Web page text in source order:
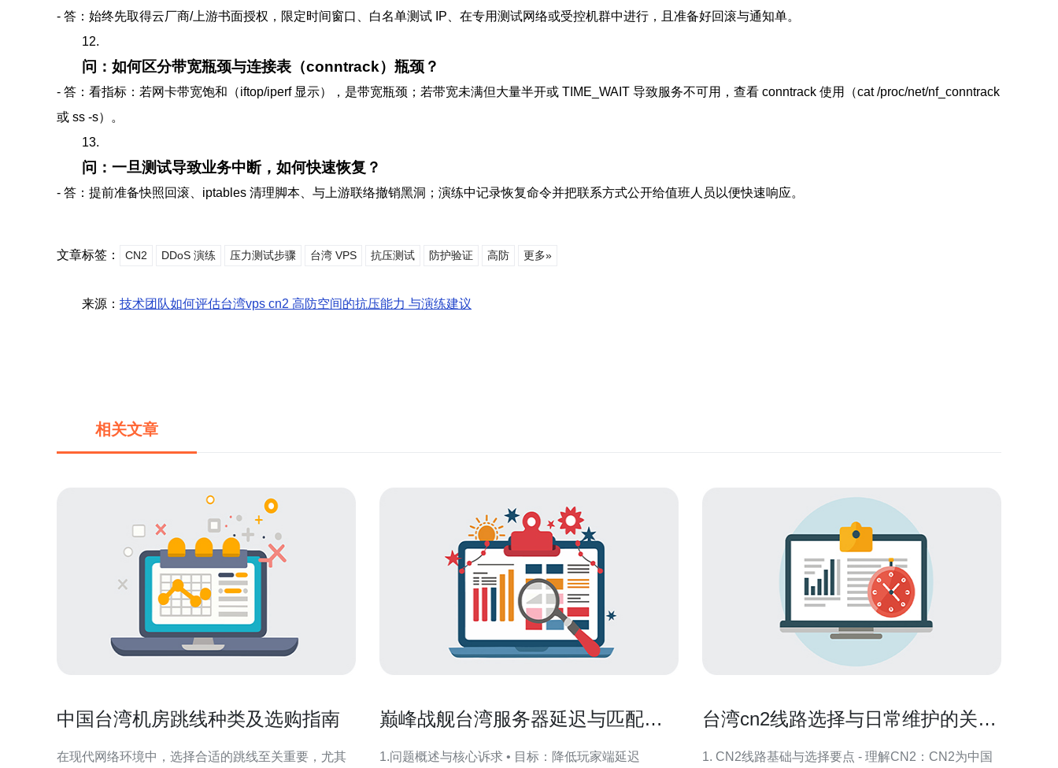
- 答：始终先取得云厂商/上游书面授权，限定时间窗口、白名单测试 IP、在专用测试网络或受控机群中进行，且准备好回滚与通知单。
12.
问：如何区分带宽瓶颈与连接表（conntrack）瓶颈？
- 答：看指标：若网卡带宽饱和（iftop/iperf 显示），是带宽瓶颈；若带宽未满但大量半开或 TIME_WAIT 导致服务不可用，查看 conntrack 使用（cat /proc/net/nf_conntrack
或 ss -s）。
13.
问：一旦测试导致业务中断，如何快速恢复？
- 答：提前准备快照回滚、iptables 清理脚本、与上游联络撤销黑洞；演练中记录恢复命令并把联系方式公开给值班人员以便快速响应。
文章标签： CN2 DDoS 演练 压力测试步骤 台湾 VPS 抗压测试 防护验证 高防 更多»
来源： 技术团队如何评估台湾vps cn2 高防空间的抗压能力 与演练建议
相关文章
中国台湾机房跳线种类及选购指南
在现代网络环境中，选择合适的跳线至关重要，尤其
巅峰战舰台湾服务器延迟与匹配问
1.问题概述与核心诉求 • 目标：降低玩家端延迟
台湾cn2线路选择与日常维护的关键
1. CN2线路基础与选择要点 - 理解CN2：CN2为中国